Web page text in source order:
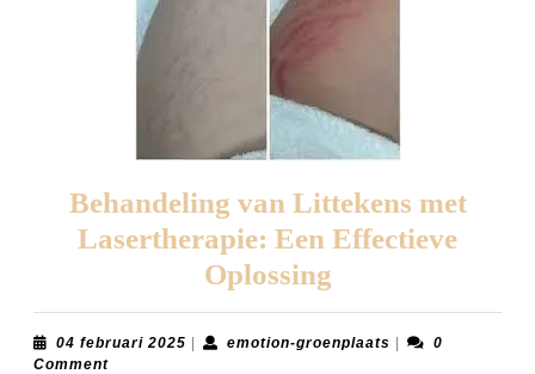
Behandeling van Littekens met
Lasertherapie: Een Effectieve
OplossingBehandeling
van
Littekens
04 februari 2025 04
| emotion-groenplaatsemotion-
|
0
Comment